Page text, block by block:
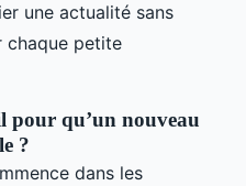
une actualité sans
chaque petite
pour qu’un nouveau
?
dans les